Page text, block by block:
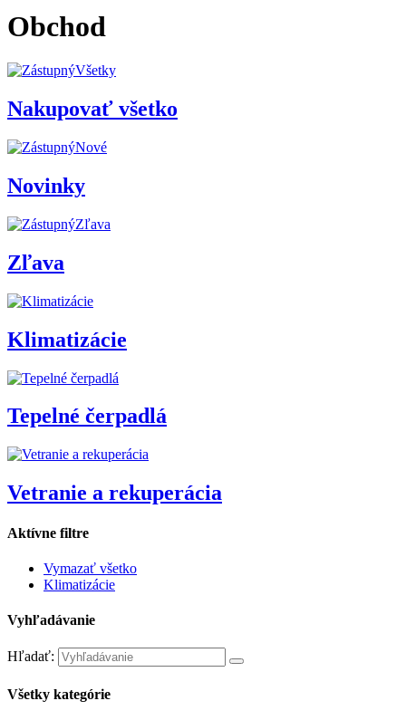
Obchod
Všetky
Nakupovať všetko
Nové
Novinky
Zľava
Zľava
Klimatizácie
Tepelné čerpadlá
Vetranie a rekuperácia
Aktívne filtre
Vymazať všetko
Klimatizácie
Vyhľadávanie
Hľadať:
Všetky kategórie